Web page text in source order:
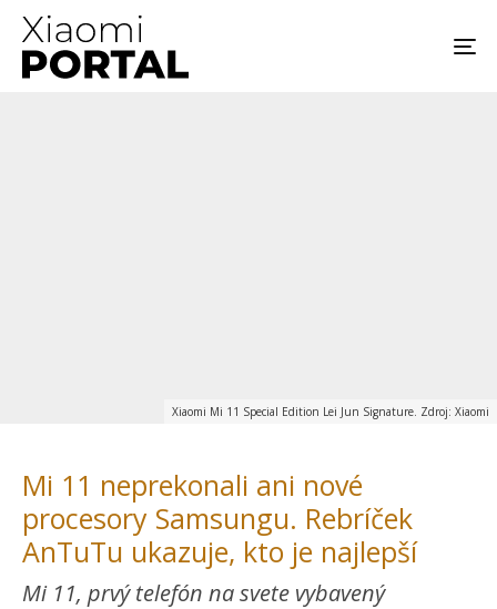
Xiaomi Mi 11 Special Edition Lei Jun Signature. Zdroj: Xiaomi
Mi 11 neprekonali ani nové
procesory Samsungu. Rebríček
AnTuTu ukazuje, kto je najlepší
Mi 11, prvý telefón na svete vybavený